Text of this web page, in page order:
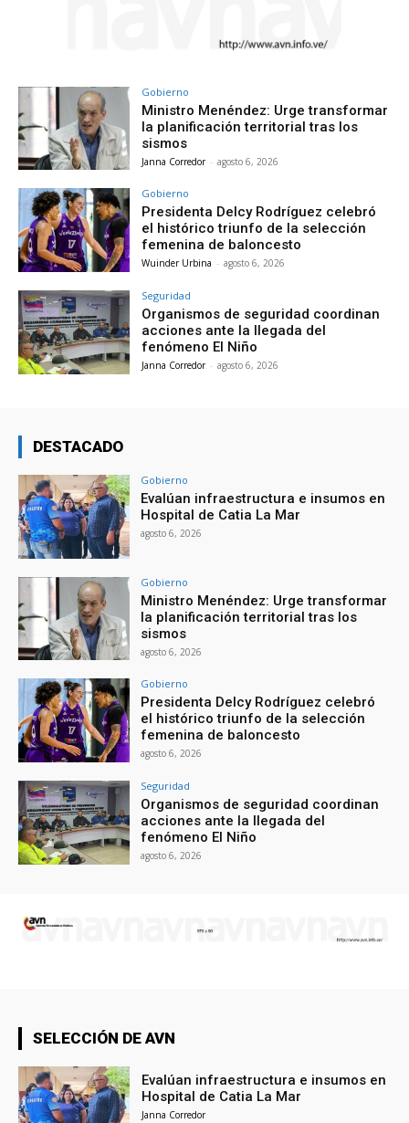
Gobierno
Ministro Menéndez: Urge transformar
la planificación territorial tras los
sismos
Janna Corredor - agosto 6, 2026
Gobierno
Presidenta Delcy Rodríguez celebró
el histórico triunfo de la selección
femenina de baloncesto
Wuinder Urbina - agosto 6, 2026
Seguridad
Organismos de seguridad coordinan
acciones ante la llegada del
fenómeno El Niño
Janna Corredor - agosto 6, 2026
DESTACADO
Gobierno
Evalúan infraestructura e insumos en
Hospital de Catia La Mar
agosto 6, 2026
Gobierno
Ministro Menéndez: Urge transformar
la planificación territorial tras los
sismos
agosto 6, 2026
Gobierno
Presidenta Delcy Rodríguez celebró
el histórico triunfo de la selección
femenina de baloncesto
agosto 6, 2026
Seguridad
Organismos de seguridad coordinan
acciones ante la llegada del
fenómeno El Niño
agosto 6, 2026
SELECCIÓN DE AVN
Evalúan infraestructura e insumos en
Hospital de Catia La Mar
Janna Corredor